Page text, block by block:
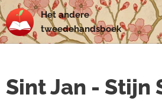
Hetandere
tweedehandsboek
Sint Jan - Stijn